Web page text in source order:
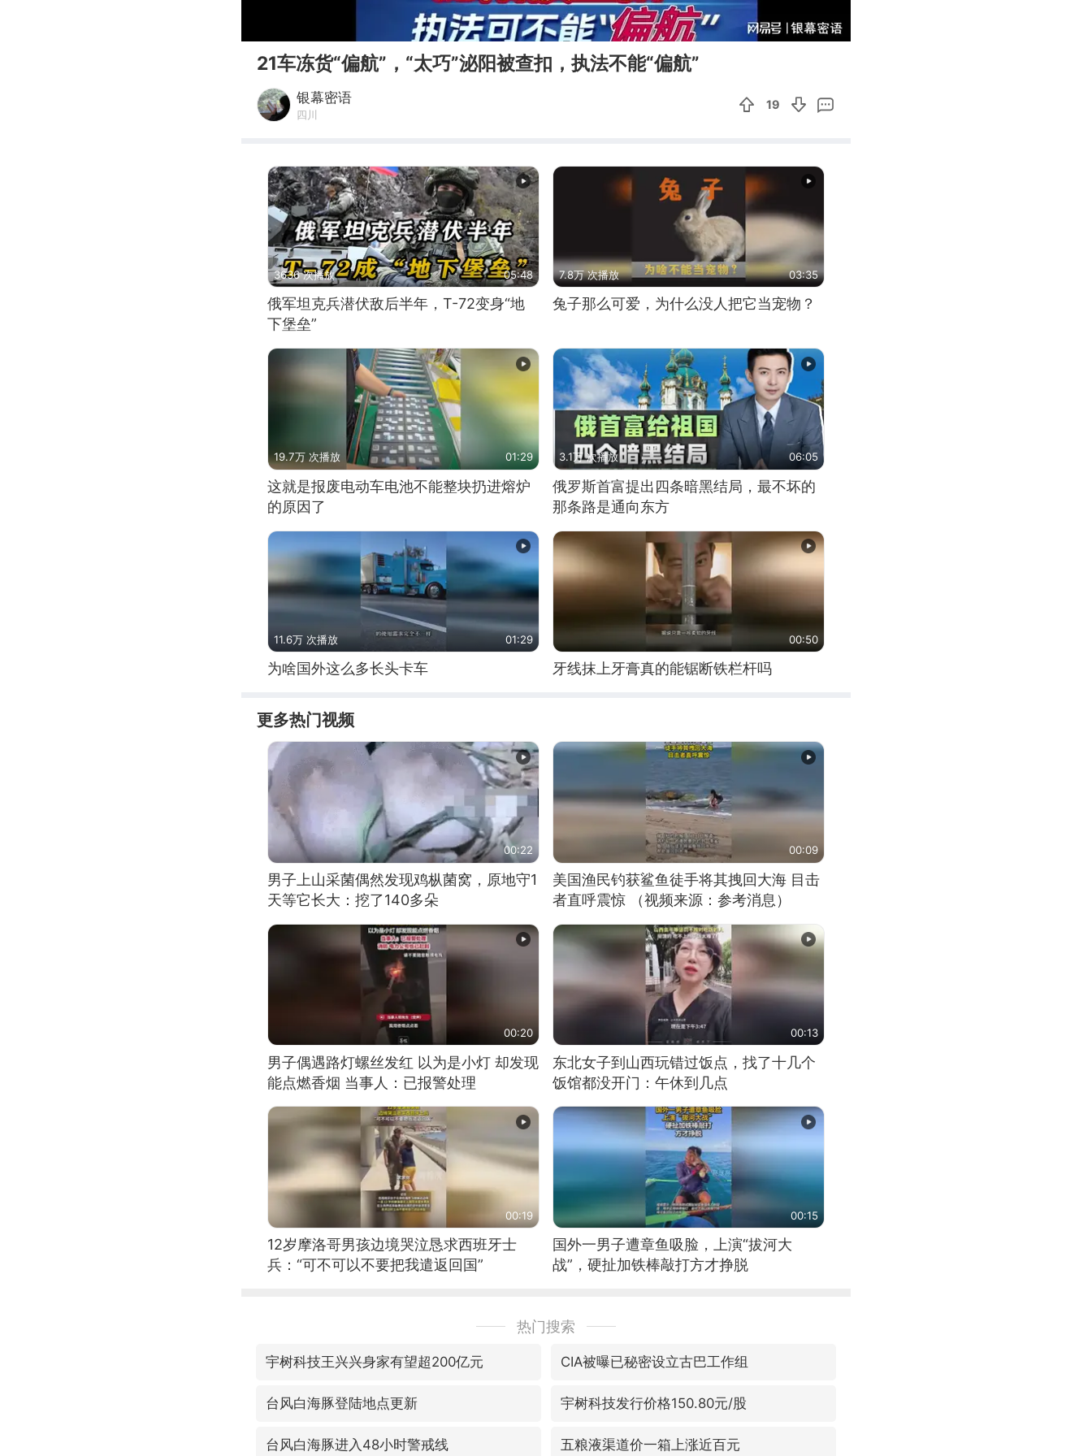
03:27
21车冻货“偏航”，“太巧”泌阳被查扣，执法不能“偏航”
银幕密语
四川
19
3636 次播放 05:48
俄军坦克兵潜伏敌后半年，T-72变身“地
下堡垒”
7.8万 次播放 03:35
兔子那么可爱，为什么没人把它当宠物？
19.7万 次播放 01:29
这就是报废电动车电池不能整块扔进熔炉
的原因了
3.1万 次播放 06:05
俄罗斯首富提出四条暗黑结局，最不坏的
那条路是通向东方
11.6万 次播放 01:29
为啥国外这么多长头卡车
00:50
牙线抹上牙膏真的能锯断铁栏杆吗
更多热门视频
00:22
男子上山采菌偶然发现鸡枞菌窝，原地守1
天等它长大：挖了140多朵
00:09
美国渔民钓获鲨鱼徒手将其拽回大海 目击
者直呼震惊 （视频来源：参考消息）
00:20
男子偶遇路灯螺丝发红 以为是小灯 却发现
能点燃香烟 当事人：已报警处理
00:13
东北女子到山西玩错过饭点，找了十几个
饭馆都没开门：午休到几点
00:19
12岁摩洛哥男孩边境哭泣恳求西班牙士
兵：“可不可以不要把我遣返回国”
00:15
国外一男子遭章鱼吸脸，上演“拔河大
战”，硬扯加铁棒敲打方才挣脱
热门搜索
宇树科技王兴兴身家有望超200亿元 CIA被曝已秘密设立古巴工作组
台风白海豚登陆地点更新 宇树科技发行价格150.80元/股
台风白海豚进入48小时警戒线 五粮液渠道价一箱上涨近百元